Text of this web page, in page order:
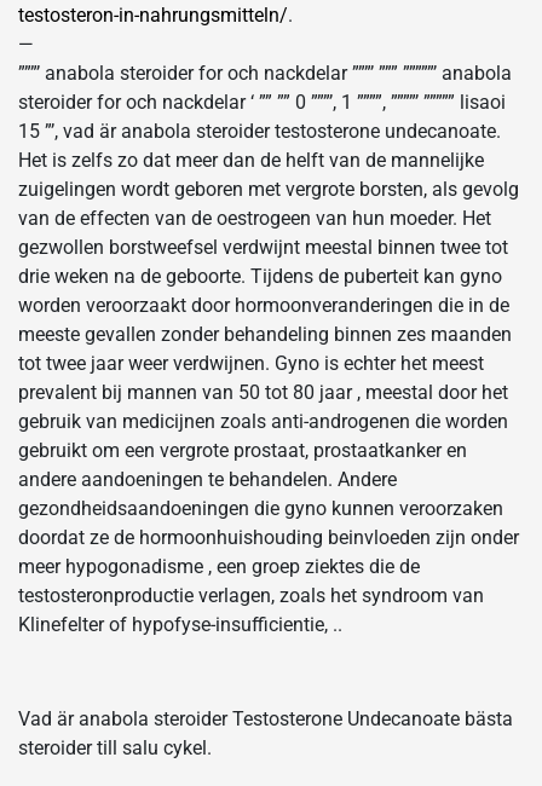
testosteron-in-nahrungsmitteln/.
—
”””’ anabola steroider for och nackdelar ”””’ ””” ”””””’ anabola
steroider for och nackdelar ‘ ”” ”” 0 ”””’, 1 ””””, ””””’ ””””” lisaoi
15 ”’, vad är anabola steroider testosterone undecanoate.
Het is zelfs zo dat meer dan de helft van de mannelijke
zuigelingen wordt geboren met vergrote borsten, als gevolg
van de effecten van de oestrogeen van hun moeder. Het
gezwollen borstweefsel verdwijnt meestal binnen twee tot
drie weken na de geboorte. Tijdens de puberteit kan gyno
worden veroorzaakt door hormoonveranderingen die in de
meeste gevallen zonder behandeling binnen zes maanden
tot twee jaar weer verdwijnen. Gyno is echter het meest
prevalent bij mannen van 50 tot 80 jaar , meestal door het
gebruik van medicijnen zoals anti-androgenen die worden
gebruikt om een vergrote prostaat, prostaatkanker en
andere aandoeningen te behandelen. Andere
gezondheidsaandoeningen die gyno kunnen veroorzaken
doordat ze de hormoonhuishouding beinvloeden zijn onder
meer hypogonadisme , een groep ziektes die de
testosteronproductie verlagen, zoals het syndroom van
Klinefelter of hypofyse-insufficientie, ..
Vad är anabola steroider Testosterone Undecanoate bästa
steroider till salu cykel.